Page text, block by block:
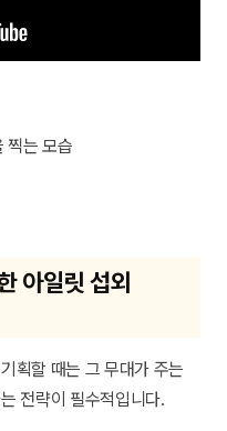
아일릿 섭외
획할 때는 그 무대가 주는
전략이 필수적입니다.